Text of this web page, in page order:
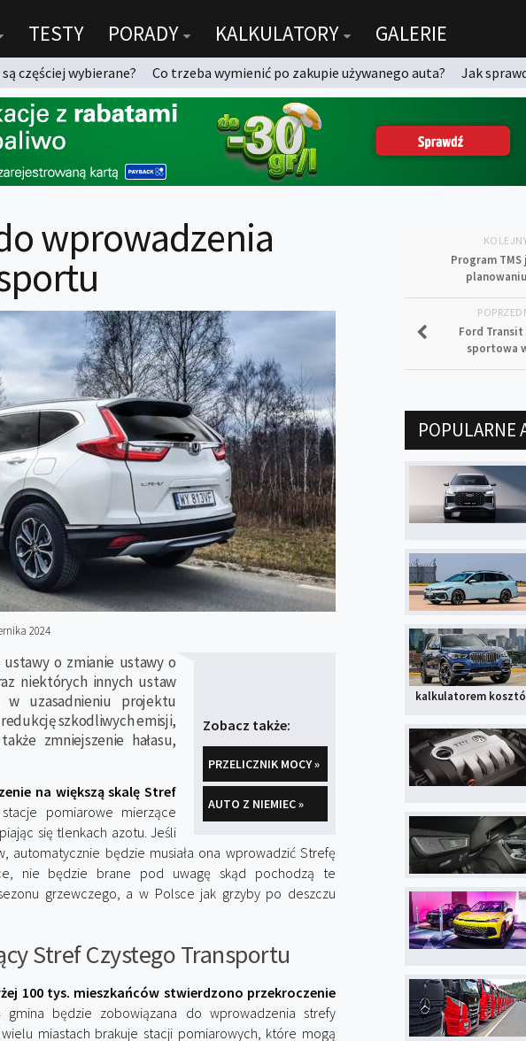
TESTY PORADY KALKULATORY GALERIE
częściej wybierane? Co trzeba wymienić po zakupie używanego auta?
Jak
wprowadzenia
2024
Zobacz także:
PRZELICZNIK MOCY »
AUTO Z NIEMIEC »
o zmianie ustawy o
niektórych innych ustaw
uzasadnieniu projektu
szkodliwych emisji,
zmniejszenie hałasu,
na większą skalę Stref
pomiarowe mierzące
się tlenkach azotu. Jeśli
będzie musiała ona wprowadzić Strefę
nie będzie brane pod uwagę skąd pochodzą te
grzewczego, a w Polsce jak grzyby po deszczu
Stref Czystego Transportu
100 tys. mieszkańców stwierdzono przekroczenie
gmina będzie zobowiązana do wprowadzenia strefy
miastach brakuje stacji pomiarowych, które mogą
Program
Ford
sportowa
POPULARNE
kalkulatorem